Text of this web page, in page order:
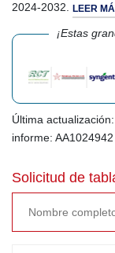
2024-2032. LEER
¡Estas
Última
informe: AA1024942
Solicitud de